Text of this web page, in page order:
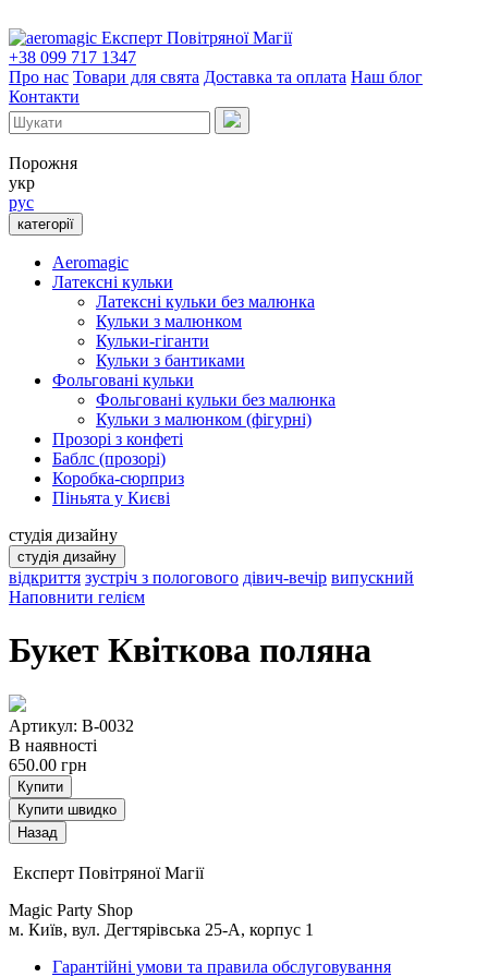
Експерт Повітряної Магії
+38 099 717 1347
Про нас Товари для свята Доставка та оплата Наш блог
Контакти
Порожня
укр
рус
категорії
Aeromagic
Латексні кульки
Латексні кульки без малюнка
Кульки з малюнком
Кульки-гіганти
Кульки з бантиками
Фольговані кульки
Фольговані кульки без малюнка
Кульки з малюнком (фігурні)
Прозорі з конфеті
Баблс (прозорі)
Коробка-сюрприз
Піньята у Києві
студія дизайну
студія дизайну
відкриття зустріч з пологового дівич-вечір випускний
Наповнити гелієм
Букет Квіткова поляна
Артикул: B-0032
В наявності
650.00 грн
Купити
Купити швидко
Експерт Повітряної Магії
Magic Party Shop
м. Київ, вул. Дегтярівська 25-А, корпус 1
Гарантійні умови та правила обслуговування